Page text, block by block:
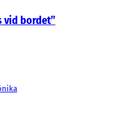
vid bordet”